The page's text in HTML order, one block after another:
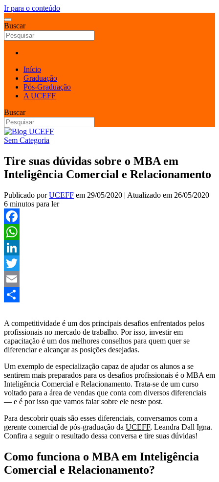
Ir para o conteúdo
Buscar
Início
Graduação
Pós-Graduação
A UCEFF
Buscar
Sem Categoria
Tire suas dúvidas sobre o MBA em
Inteligência Comercial e Relacionamento
Publicado porUCEFF em 29/05/2020 | Atualizado em 26/05/2020
6 minutos para ler
Facebook
WhatsApp
LinkedIn
Twitter
Email
A competitividade é um dos principais desafios enfrentados pelos
profissionais no mercado de trabalho. Por isso, investir em
capacitação é um dos melhores conselhos para quem quer se
diferenciar e alcançar as posições desejadas.
Um exemplo de especialização capaz de ajudar os alunos a se
sentirem mais preparados para os desafios profissionais é o MBA em
Inteligência Comercial e Relacionamento. Trata-se de um curso
voltado para a área de vendas que conta com diversos diferenciais
— e é por isso que vamos falar sobre ele neste post.
Para descobrir quais são esses diferenciais, conversamos com a
gerente comercial de pós-graduação da UCEFF, Leandra Dall Igna.
Confira a seguir o resultado dessa conversa e tire suas dúvidas!
Como funciona o MBA em Inteligência
Comercial e Relacionamento?